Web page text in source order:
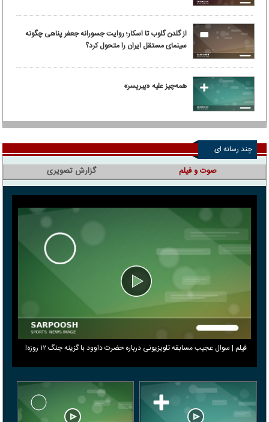
از گلدن گلوب تا اسکار؛ روایت جسورانه جعفر پناهی چگونه
سینمای مستقل ایران را متحول کرد؟
همه‌چیز علیه «پیرپسر»
چند رسانه ای
صوت و فیلم
فیلم | سوال عجیب مسابقه تلویزیونی درباره حضرت داوود با گزینه جنگ ۱۲ روزه!
گزارش تصویری